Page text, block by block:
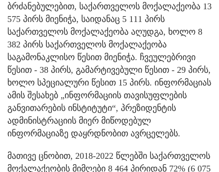
ბრძანებულებით, საქართველოს მოქალაქეობა 13
575 პირს მიენიჭა, საიდანაც 5 111 პირს
საქართველოს მოქალაქეობა აღუდგა, ხოლო 8
382 პირს საქართველოს მოქალაქეობა
საგამონაკლისო წესით მიენიჭა. ჩვეულებრივი
წესით - 38 პირს, გამარტივებული წესით - 29 პირს,
ხოლო სპეციალური წესით 15 პირს. ინფორმაციას
ამის შესახებ „ინფორმაციის თავისუფლების
განვითარების ინსტიტუტი“, პრეზიდენტის
ადმინისტრაციის მიერ მიწოდებულ
ინფორმაციაზე დაყრდნობით ავრცელებს.
მათივე ცნობით, 2018-2022 წლებში საქართველოს
მოქალაქეობის მიმღები 8 464 პირიდან 72% (6 075